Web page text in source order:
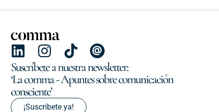
Suscríbete a nuestra newsletter:
‘La comma - Apuntes sobre comunicación
consciente’
¡Suscríbete ya!